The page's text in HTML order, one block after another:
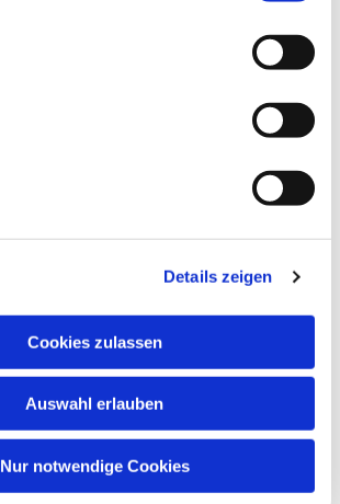
Details zeigen
Cookies zulassen
Auswahl erlauben
Nur notwendige Cookies